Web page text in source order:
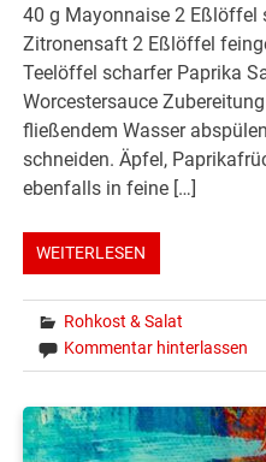
40 g Mayonnaise 2 Eßlöffel
Zitronensaft 2 Eßlöffel
Teelöffel scharfer Paprika
Worcestersauce
fließendem Wasser
schneiden. Äpfel,
ebenfalls in feine […]
WEITERLESEN
Rohkost & Salat
Kommentar hinterlassen